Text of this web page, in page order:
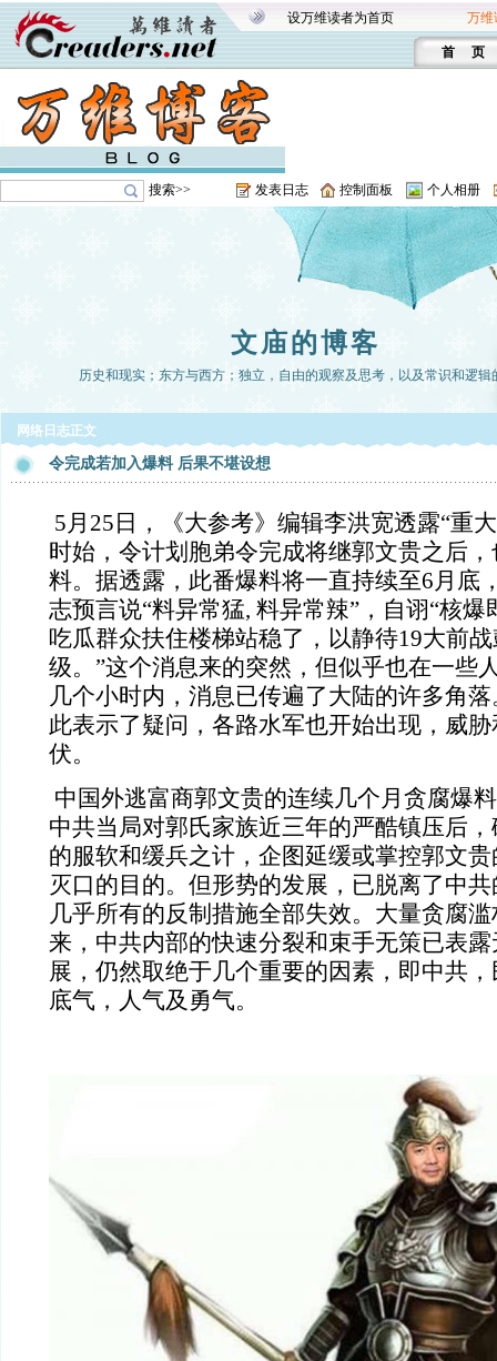
设万维读者为首页 万维
首 页
搜索>> 发表日志 控制面板 个人相册
文庙的博客
历史和现实；东方与西方；独立，自由的观察及思考，以及常识和逻辑
网络日志正文
令完成若加入爆料 后果不堪设想
5月25日，《大参考》编辑李洪宽透露“重
时始，令计划胞弟令完成将继郭文贵之后
料。据透露，此番爆料将一直持续至6月底
志预言说“料异常猛, 料异常辣”，自诩“核爆
吃瓜群众扶住楼梯站稳了，以静待19大前
级。”这个消息来的突然，但似乎也在一些
几个小时内，消息已传遍了大陆的许多角
此表示了疑问，各路水军也开始出现，威
伏。
中国外逃富商郭文贵的连续几个月贪腐爆
中共当局对郭氏家族近三年的严酷镇压后
的服软和缓兵之计，企图延缓或掌控郭文
灭口的目的。但形势的发展，已脱离了中
几乎所有的反制措施全部失效。大量贪腐
来，中共内部的快速分裂和束手无策已表
展，仍然取绝于几个重要的因素，即中共
底气，人气及勇气。